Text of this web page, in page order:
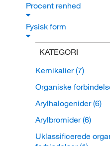
Procent renhed
Fysisk form
KATEGORI
Kemikalier(7)
Organiske
Arylhalogenider(6)
Arylbromider(6)
Uklassificerede